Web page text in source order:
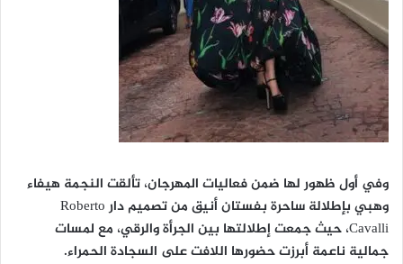
وفي أول ظهور لها ضمن فعاليات المهرجان، تألقت النجمة هيفاء
وهبي بإطلالة ساحرة بفستان أنيق من تصميم دار Roberto
Cavalli، حيث جمعت إطلالتها بين الجرأة والرقي، مع لمسات
جمالية ناعمة أبرزت حضورها اللافت على السجادة الحمراء.